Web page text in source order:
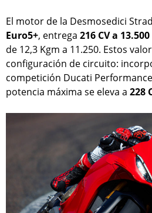
El motor de la Desmosedici
Euro5+, entrega 216 CV a
de 12,3 Kgm a 11.250. Estos
configuración de circuito:
competición Ducati
potencia máxima se eleva a 228